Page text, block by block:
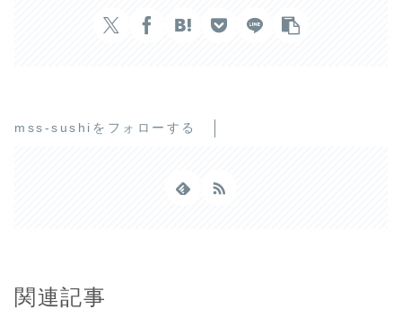
mss-sushiをフォローする
関連記事